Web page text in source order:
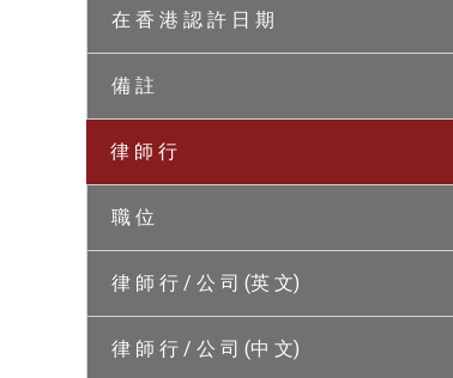
在 香 港 認 許 日 期
備 註
律 師 行
職 位
律 師 行 / 公 司 (英 文)
律 師 行 / 公 司 (中 文)